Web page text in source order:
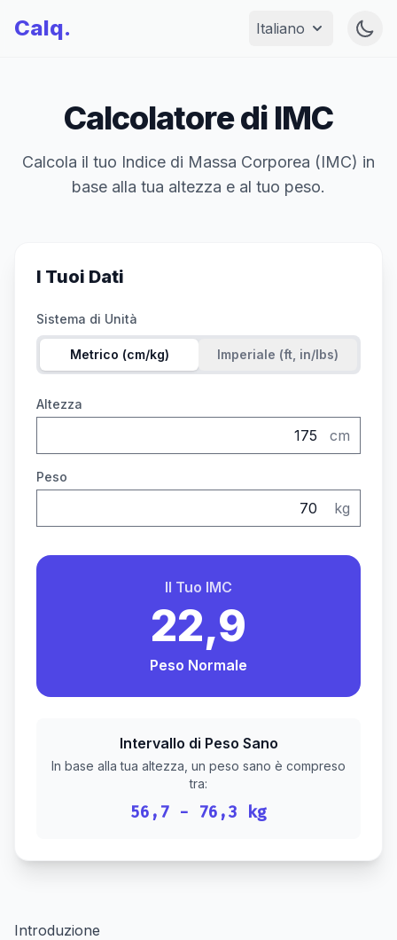
Calq. Open
Italiano
Calcolatore di IMC
Calcola il tuo Indice di Massa Corporea (IMC) in
base alla tua altezza e al tuo peso.
I Tuoi Dati
Sistema di Unità
Metrico (cm/kg) Imperiale (ft, in/lbs)
Altezza
cm
Peso
kg
Il Tuo IMC
22,9
Peso Normale
Intervallo di Peso Sano
In base alla tua altezza, un peso sano è compreso
tra:
56,7 - 76,3 kg
Introduzione